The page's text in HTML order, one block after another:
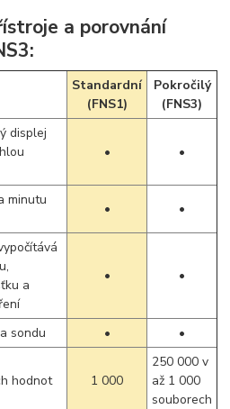
a porovnání
Standardní
(FNS1)
Pokročilý
(FNS3)
displej
• •
minutu
• •
a
• •
sondu • •
hodnot 1 000
250 000 v
až 1 000
souborech